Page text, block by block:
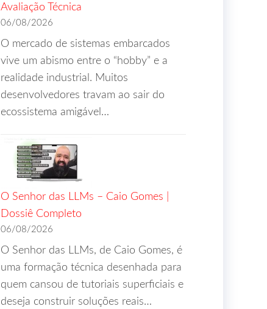
Avaliação Técnica
06/08/2026
O mercado de sistemas embarcados
vive um abismo entre o “hobby” e a
realidade industrial. Muitos
desenvolvedores travam ao sair do
ecossistema amigável…
O Senhor das LLMs – Caio Gomes |
Dossiê Completo
06/08/2026
O Senhor das LLMs, de Caio Gomes, é
uma formação técnica desenhada para
quem cansou de tutoriais superficiais e
deseja construir soluções reais…